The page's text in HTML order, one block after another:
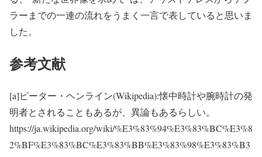
ラーまでの一連の流れをうまく一言で表していると思いま
した。
参考文献
[a]ピーター・ヘンライン(Wikipedia):懐中時計や腕時計の発
明者とされることもあるが、異論もあるらしい。
https://ja.wikipedia.org/wiki/%E3%83%94%E3%83%BC%E3%8
2%BF%E3%83%BC%E3%83%BB%E3%83%98%E3%83%B3